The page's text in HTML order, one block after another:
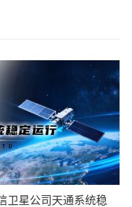
卫星公司天通系统稳